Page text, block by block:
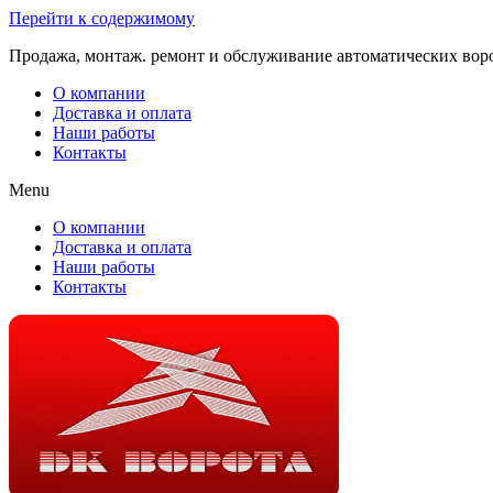
Перейти к содержимому
Продажа, монтаж. ремонт и обслуживание автоматических
О компании
Доставка и оплата
Наши работы
Контакты
Menu
О компании
Доставка и оплата
Наши работы
Контакты